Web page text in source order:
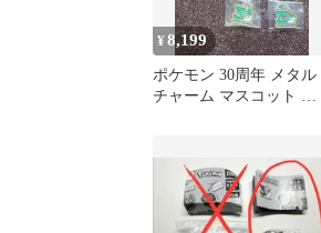
¥8,199
ポケモン 30周年 メタル
チャーム マスコット コ